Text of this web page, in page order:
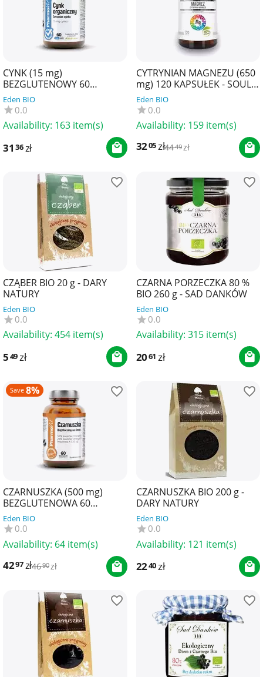
CYNK (15 mg)
BEZGLUTENOWY 60
KAPSUŁEK - PHARMOVIT
(CLEAN LABEL)
Eden BIO
0.0
Availability: 163 item(s)
31 36zł
CYTRYNIAN MAGNEZU (650
mg) 120 KAPSUŁEK - SOUL
FARM
Eden BIO
0.0
Availability: 159 item(s)
3205zł4449zł
CZĄBER BIO 20 g - DARY
NATURY
Eden BIO
0.0
Availability: 454 item(s)
549zł
CZARNA PORZECZKA 80 %
BIO 260 g - SAD DANKÓW
Eden BIO
0.0
Availability: 315 item(s)
2061 zł
Save 8%
CZARNUSZKA (500 mg)
BEZGLUTENOWA 60
KAPSUŁEK - PHARMOVIT
(CLEAN LABEL)
Eden BIO
0.0
Availability: 64 item(s)
4297 zł4690 zł
CZARNUSZKA BIO 200 g -
DARY NATURY
Eden BIO
0.0
Availability: 121 item(s)
2240zł